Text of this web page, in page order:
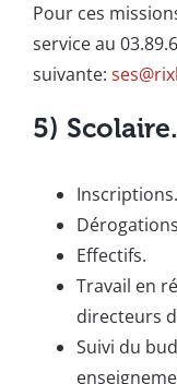
Pour ces
service au
suivante:
5) Scolaire.
Inscriptions.
Effectifs.
Travail en
directeurs
Suivi du